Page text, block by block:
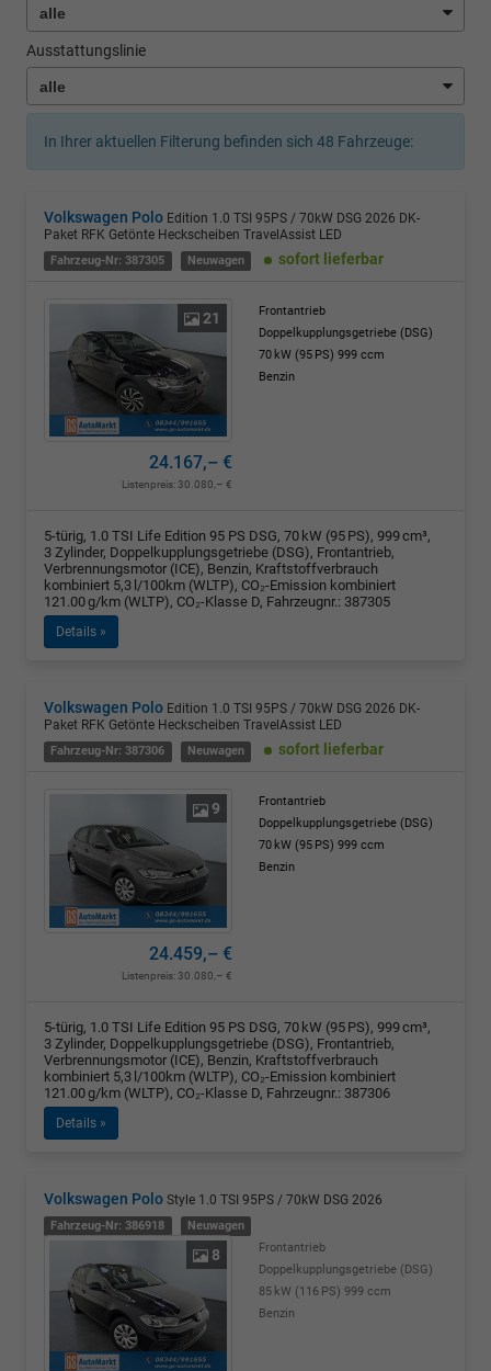
Ausstattungslinie
In Ihrer aktuellen Filterung befinden sich 48 Fahrzeuge:
Volkswagen Polo Edition 1.0 TSI 95PS / 70kW DSG 2026 DK-
Paket RFK Getönte Heckscheiben TravelAssist LED
Fahrzeug-Nr: 387305 Neuwagen sofort lieferbar
21
Frontantrieb
Doppelkupplungsgetriebe (DSG)
70 kW (95 PS) 999 ccm
Benzin
24.167,– €
Listenpreis:30.080,– €
5-türig, 1.0 TSI Life Edition 95 PS DSG, 70 kW (95 PS), 999 cm³,
3 Zylinder, Doppelkupplungsgetriebe (DSG), Frontantrieb,
Verbrennungsmotor (ICE), Benzin, Kraftstoffverbrauch
kombiniert 5,3 l/100km (WLTP), CO₂-Emission kombiniert
121.00 g/km (WLTP), CO₂-Klasse D, Fahrzeugnr.: 387305
Details »
Volkswagen Polo Edition 1.0 TSI 95PS / 70kW DSG 2026 DK-
Paket RFK Getönte Heckscheiben TravelAssist LED
Fahrzeug-Nr: 387306 Neuwagen sofort lieferbar
9
Frontantrieb
Doppelkupplungsgetriebe (DSG)
70 kW (95 PS) 999 ccm
Benzin
24.459,– €
Listenpreis:30.080,– €
5-türig, 1.0 TSI Life Edition 95 PS DSG, 70 kW (95 PS), 999 cm³,
3 Zylinder, Doppelkupplungsgetriebe (DSG), Frontantrieb,
Verbrennungsmotor (ICE), Benzin, Kraftstoffverbrauch
kombiniert 5,3 l/100km (WLTP), CO₂-Emission kombiniert
121.00 g/km (WLTP), CO₂-Klasse D, Fahrzeugnr.: 387306
Details »
Volkswagen Polo Style 1.0 TSI 95PS / 70kW DSG 2026
Fahrzeug-Nr: 386918 Neuwagen
8
Frontantrieb
Doppelkupplungsgetriebe (DSG)
85 kW (116 PS) 999 ccm
Benzin